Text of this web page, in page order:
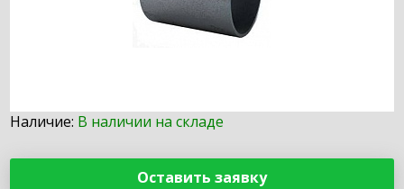
Наличие: В наличии на складе
Оставить заявку